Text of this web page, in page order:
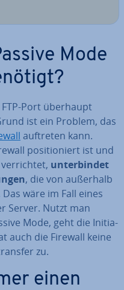
Mode
Port überhaupt
ist ein Problem, das
auftreten kann.
po­si­tio­niert ist und
un­ter­bin­det
, die von außerhalb
wäre im Fall eines
Server. Nutzt man
Mode, geht die In­itia­
auch die Firewall keine
zu.
einen